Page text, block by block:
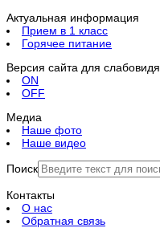
Актуальная информация
Прием в 1 класс
Горячее питание
Версия сайта для
ON
OFF
Медиа
Наше фото
Наше видео
Поиск
Контакты
О нас
Обратная связь